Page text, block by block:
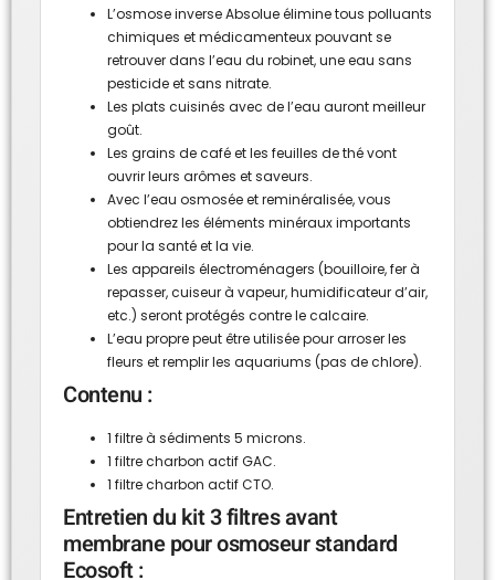
L’osmose inverse Absolue élimine tous polluants
chimiques et médicamenteux pouvant se
retrouver dans l’eau du robinet, une eau sans
pesticide et sans nitrate.
Les plats cuisinés avec de l’eau auront meilleur
goût.
Les grains de café et les feuilles de thé vont
ouvrir leurs arômes et saveurs.
Avec l’eau osmosée et reminéralisée, vous
obtiendrez les éléments minéraux importants
pour la santé et la vie.
Les appareils électroménagers (bouilloire, fer à
repasser, cuiseur à vapeur, humidificateur d’air,
etc.) seront protégés contre le calcaire.
L’eau propre peut être utilisée pour arroser les
fleurs et remplir les aquariums (pas de chlore).
Contenu :
1 filtre à sédiments 5 microns.
1 filtre charbon actif GAC.
1 filtre charbon actif CTO.
Entretien du kit 3 filtres avant
membrane pour osmoseur standard
Ecosoft :